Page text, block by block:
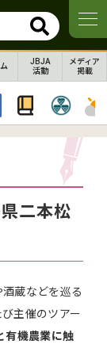
JBJA
活動
メディア
掲載
二本松
蔵などを巡る
主催のツアー
有機農業に触